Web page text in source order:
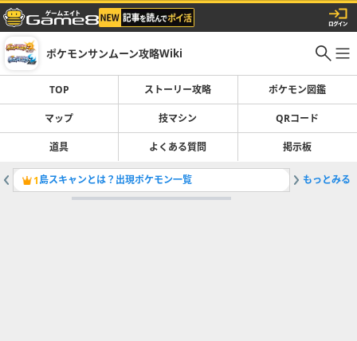
ポケモンサンムーン攻略Wiki
TOP ストーリー攻略 ポケモン図鑑
マップ 技マシン QRコード
道具 よくある質問 掲示板
1島スキャンとは？出現ポケモン一覧 2げきり
もっとみる